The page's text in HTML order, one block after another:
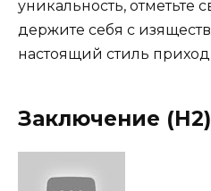
уникальность, отметьте
держите себя с
настоящий стиль
Заключение (H2)